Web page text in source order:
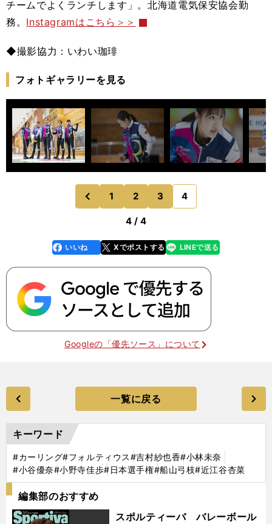
チームでよくランチします」。北海道電気保安協会勤
務。 Instagramはこちら＞＞
◆撮影協力：いわい珈琲
フォトギャラリーを見る
前
のページへ
1 2 3 4
4 / 4
faceboo
k
いいね Xでポストする
line LINEで送る
Googleの「優先ソース」について
一覧に戻る
キーワード
#カーリング#フォルティウス#吉村紗也香#小林未奈
#小谷優奈#小野寺佳歩#日本選手権#船山弓枝#近江谷杏菜
編集部のおすすめ
スポルティーバ バレーボール